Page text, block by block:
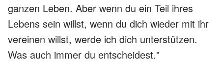
ganzen Leben. Aber wenn du ein Teil ihres
Lebens sein willst, wenn du dich wieder mit ihr
vereinen willst, werde ich dich unterstützen.
Was auch immer du entscheidest."